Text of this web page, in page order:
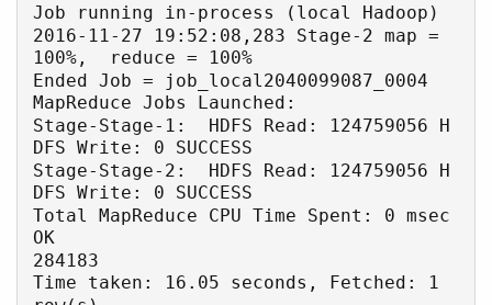
Job running in-process (local Hadoop)
2016-11-27 19:52:08,283 Stage-2 map =
100%,  reduce = 100%
Ended Job = job_local2040099087_0004
MapReduce Jobs Launched:
Stage-Stage-1:  HDFS Read: 124759056 H
DFS Write: 0 SUCCESS
Stage-Stage-2:  HDFS Read: 124759056 H
DFS Write: 0 SUCCESS
Total MapReduce CPU Time Spent: 0 msec
OK
284183
Time taken: 16.05 seconds, Fetched: 1